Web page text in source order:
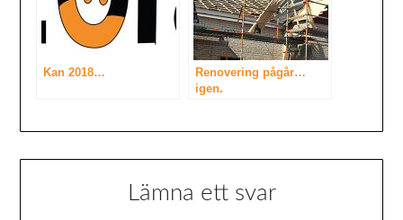
Kan 2018…
Renovering pågår…
igen.
Lämna ett svar